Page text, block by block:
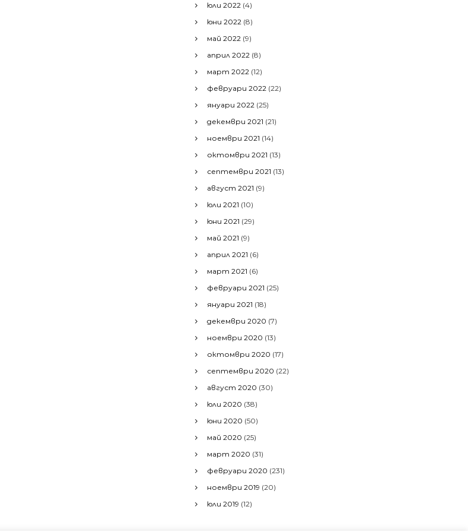
юли 2022 (4)
юни 2022 (8)
май 2022 (9)
април 2022 (8)
март 2022 (12)
февруари 2022 (22)
януари 2022 (25)
декември 2021 (21)
ноември 2021 (14)
октомври 2021 (13)
септември 2021 (13)
август 2021 (9)
юли 2021 (10)
юни 2021 (29)
май 2021 (9)
април 2021 (6)
март 2021 (6)
февруари 2021 (25)
януари 2021 (18)
декември 2020 (7)
ноември 2020 (13)
октомври 2020 (17)
септември 2020 (22)
август 2020 (30)
юли 2020 (38)
юни 2020 (50)
май 2020 (25)
март 2020 (31)
февруари 2020 (231)
ноември 2019 (20)
юли 2019 (12)